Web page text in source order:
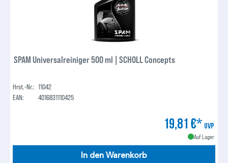
SPAM Universalreiniger 500 ml | SCHOLL Concepts
Hrst.-Nr.: 11042
EAN:
4016831110425
19,81 €* UVP
Auf Lager
In den Warenkorb